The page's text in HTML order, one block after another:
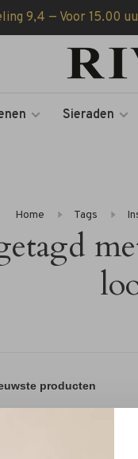
9,4 — Voor 15.00
Sieraden
Home Tags